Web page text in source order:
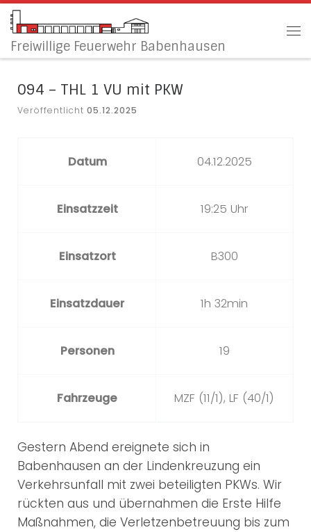
Zum Inhalt springen
Freiwillige Feuerwehr Babenhausen
094 – THL 1 VU mit PKW
Veröffentlicht 05.12.2025
Datum 04.12.2025
Einsatzzeit 19:25 Uhr
Einsatzort B300
Einsatzdauer 1h 32min
Personen 19
Fahrzeuge MZF (11/1), LF (40/1)
Gestern Abend ereignete sich in
Babenhausen an der Lindenkreuzung ein
Verkehrsunfall mit zwei beteiligten PKWs. Wir
rückten aus und übernahmen die Erste Hilfe
Maßnahmen, die Verletzenbetreuung bis zum